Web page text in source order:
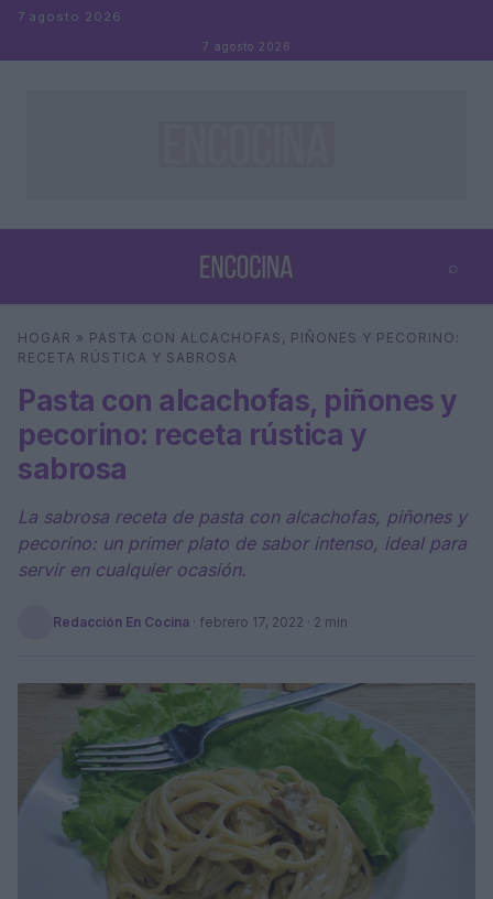
Saltar al contenido
7 agosto 2026
7 agosto 2026
⌕
Buscar ⌕ ×
HOGAR » PASTA CON ALCACHOFAS, PIÑONES Y PECORINO:
RECETA RÚSTICA Y SABROSA
Pasta con alcachofas, piñones y
pecorino: receta rústica y
sabrosa
La sabrosa receta de pasta con alcachofas, piñones y
pecorino: un primer plato de sabor intenso, ideal para
servir en cualquier ocasión.
Redacción En Cocina · febrero 17, 2022 · 2 min